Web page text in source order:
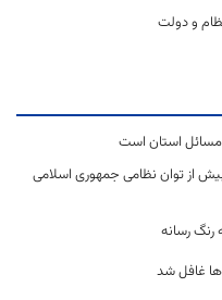
و دولت
مسائل استان است
از توان نظامی جمهوری اسلامی
رنگ رسانه
غافل شد